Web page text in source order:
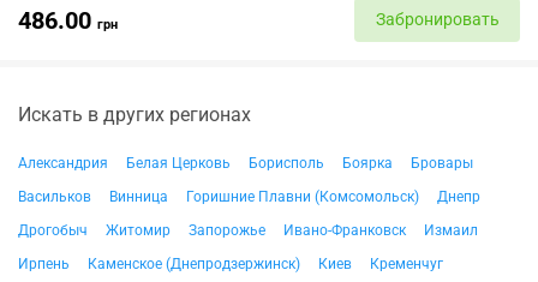
486.00 грн Забронировать
Искать в других регионах
Александрия Белая Церковь Борисполь Боярка
Бровары
Васильков
Винница Горишние Плавни (Комсомольск)
Днепр
Дрогобыч
Житомир Запорожье Ивано-Франковск
Измаил
Ирпень
Каменское (Днепродзержинск) Киев
Кременчуг